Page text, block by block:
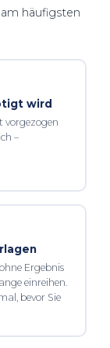
häufigsten
wird
vorgezogen
–
Ergebnis
einreihen.
bevor Sie